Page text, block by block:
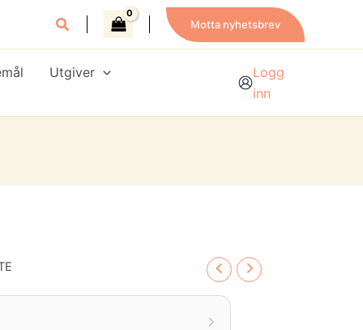
Motta nyhetsbrev
Utgiver
Logg
inn